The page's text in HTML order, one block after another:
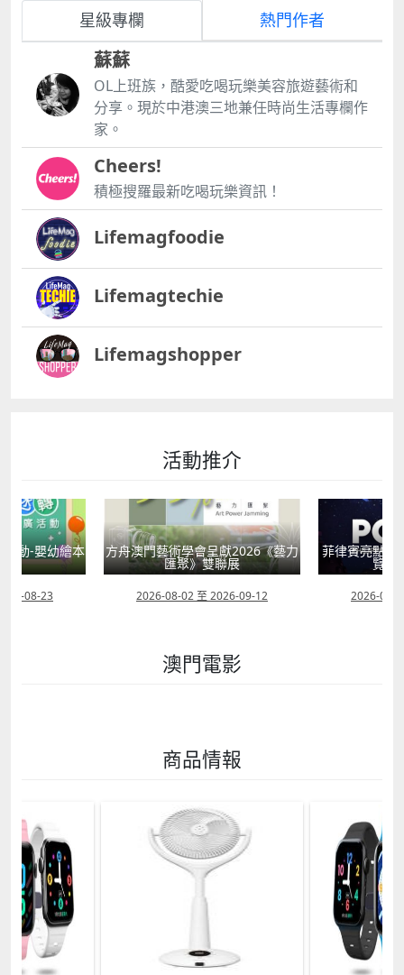
星級專欄 熱門作者
蘇蘇
OL上班族，酷愛吃喝玩樂美容旅遊藝術和
分享。現於中港澳三地兼任時尚生活專欄作
家。
Cheers!
積極搜羅最新吃喝玩樂資訊！
Lifemagfoodie
Lifemagtechie
Lifemagshopper
活動推介
動-嬰幼繪本
08-23
方舟澳門藝術學會呈獻2026《藝力
匯聚》雙聯展
2026-08-02 至 2026-09-12
菲律賓亮點文
覽會
2026-07-
澳門電影
商品情報